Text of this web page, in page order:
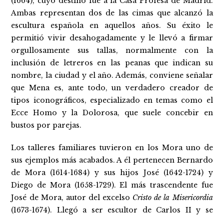
Ambas representan dos de las cimas que alcanzó la
escultura española en aquellos años. Su éxito le
permitió vivir desahogadamente y le llevó a firmar
orgullosamente sus tallas, normalmente con la
inclusión de letreros en las peanas que indican su
nombre, la ciudad y el año. Además, conviene señalar
que Mena es, ante todo, un verdadero creador de
tipos iconográficos, especializado en temas como el
Ecce Homo y la Dolorosa, que suele concebir en
bustos por parejas.
Los talleres familiares tuvieron en los Mora uno de
sus ejemplos más acabados. A él pertenecen Bernardo
de Mora (1614-1684) y sus hijos José (1642-1724) y
Diego de Mora (1658-1729). El más trascendente fue
José de Mora, autor del excelso Cristo de la Misericordia
(1673-1674). Llegó a ser escultor de Carlos II y se